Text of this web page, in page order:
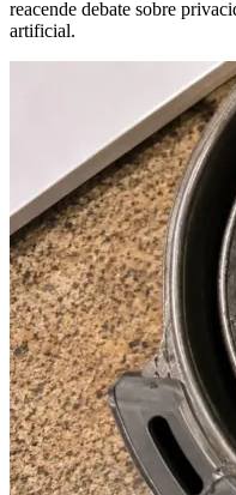
reacende debate sobre
artificial.